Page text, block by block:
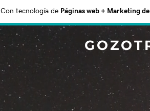
Con tecnología de Páginas web + Marketing